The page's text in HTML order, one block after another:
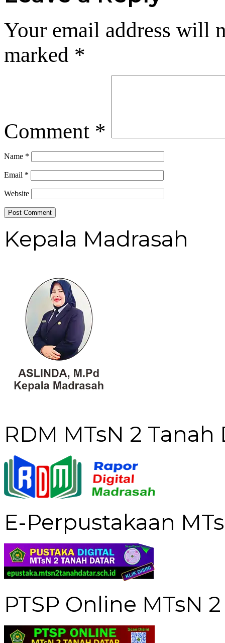
Your email address will
marked *
Comment *
Name *
Email *
Website
Kepala Madrasah
RDM MTsN 2 Tanah
E-Perpustakaan
PTSP Online MTsN